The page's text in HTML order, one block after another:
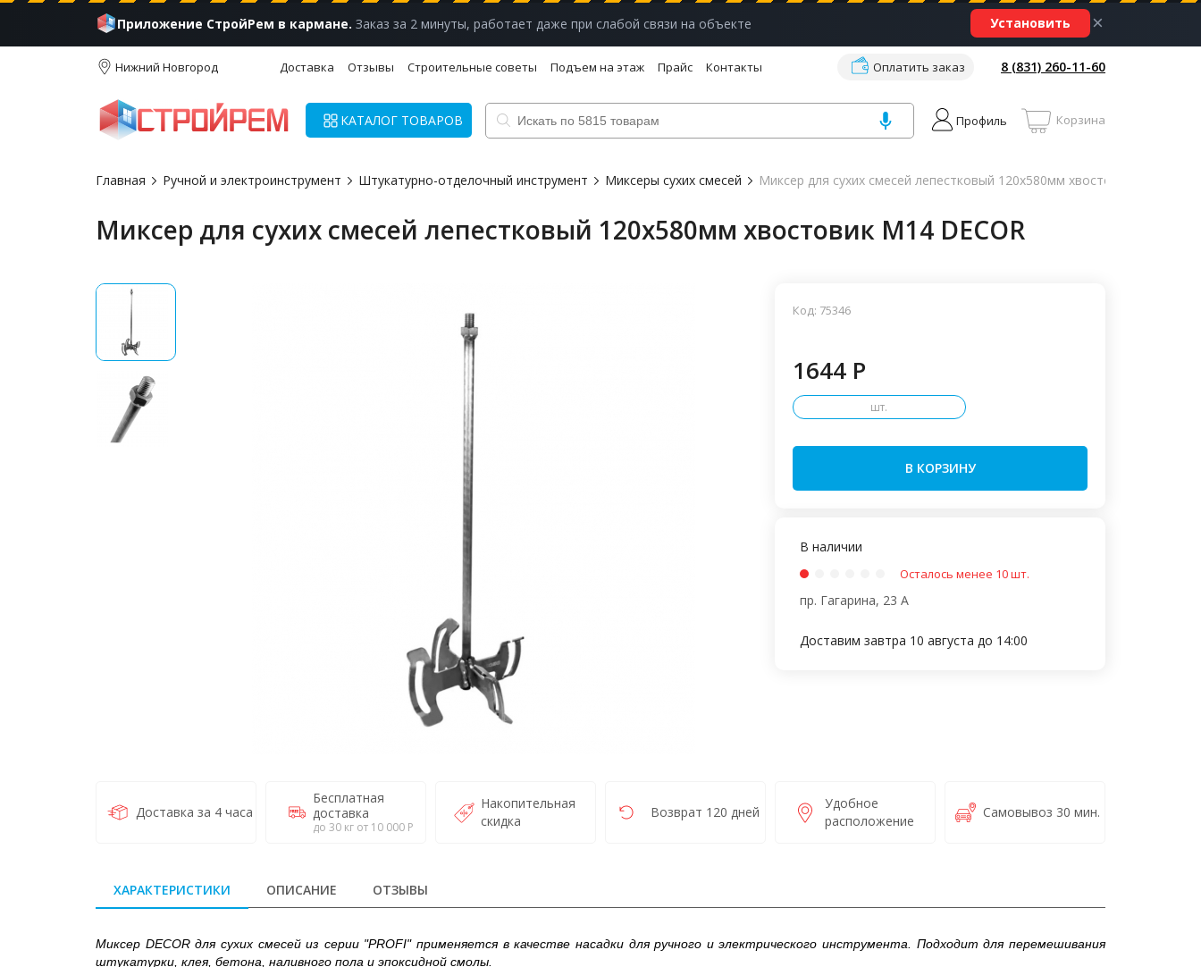
Приложение СтройРем в кармане. Заказ за 2 минуты, работает даже при слабой связи на объекте Установить ×
Нижний Новгород Доставка Отзывы Строительные советы Подъем на этаж Прайс Контакты Оплатить заказ 8 (831) 260-11-60
КАТАЛОГ ТОВАРОВ Профиль Корзина
Главная Ручной и электроинструмент Штукатурно-отделочный инструмент Миксеры сухих смесей Миксер для сухих смесей лепестковый 120х580мм хвостовик М14
Миксер для сухих смесей лепестковый 120х580мм хвостовик М14 DЕCOR
Код: 75346
1644 P
шт.
В КОРЗИНУ
В наличии
Осталось менее 10 шт.
пр. Гагарина, 23 А
Доставим завтра 10 августа до 14:00
Доставка за 4 часа
Бесплатная
доставка
до 30 кг от 10 000 Р
Накопительная
скидка
Возврат 120 дней
Удобное
расположение
Самовывоз 30 мин.
ХАРАКТЕРИСТИКИ ОПИСАНИЕ ОТЗЫВЫ
Миксер DECOR для сухих смесей из серии "PROFI" применяется в качестве насадки для ручного и электрического инструмента. Подходит для перемешивания
штукатурки, клея, бетона, наливного пола и эпоксидной смолы.